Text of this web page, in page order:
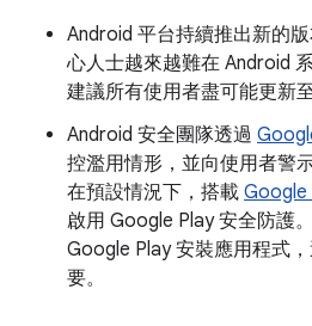
Android 平台持續推出新的
心人士越來越難在 Android
建議所有使用者盡可能更新
Android 安全團隊透過
控濫用情形，並向使用者警
在預設情況下，搭載 Google
啟用 Google Play 安全防護
Google Play 安裝應用程式
要。